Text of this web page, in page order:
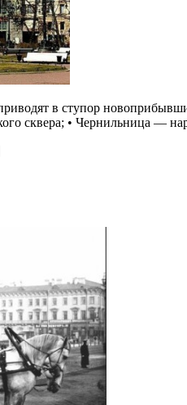
в ступор
сквера; • Чернильница —